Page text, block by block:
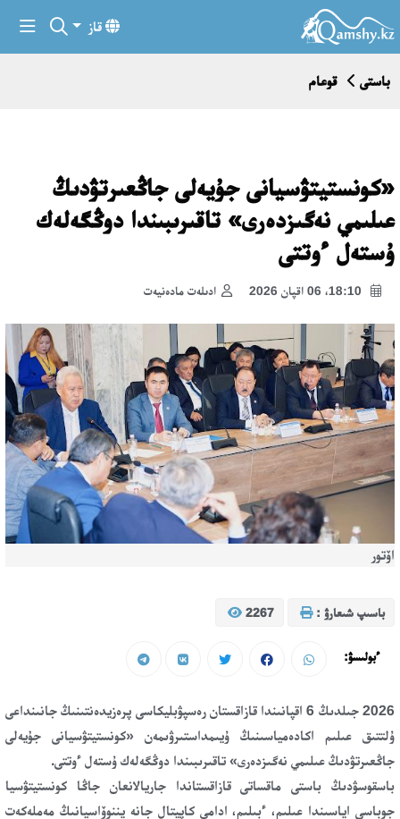
قاز
باستى قوعام
«كونستيتۋسيانى جۇيەلى جاڭعىرتۋدىڭ
عىلىمي نەگىزدەرى» تاقىرىبىندا دوڭگەلەك
ۇستەل ءوتتى
ادىلەت مادەنيەت
اۆتور
باسىپ شىعارۋ : 2267
ءبولىسۋ:
2026 جىلدىڭ 6 اقپانىندا قازاقستان رەسپۋبليكاسى پرەزيدەنتىنىڭ جانىنداعى
ۇلتتىق عىلىم اكادەمياسىنىڭ ۇيىمداستىرۋىمەن «كونستيتۋسيانى جۇيەلى
جاڭعىرتۋدىڭ عىلىمي نەگىزدەرى» تاقىرىبىندا دوڭگەلەك ۇستەل ءوتتى.
باسقوسۋدىڭ باستى ماقساتى قازاقستاندا جاريالانعان جاڭا كونستيتۋسيا
جوباسى اياسىندا عىلىم، ءبىلىم، ادامي كاپيتال جانە يننوۆاسيانىڭ مەملەكەت